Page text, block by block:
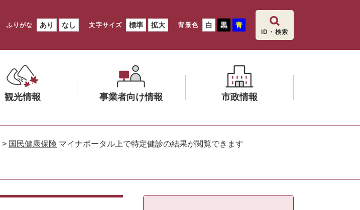
ふりがな あり なし 文字サイズ 標準 拡大 背景色 白 黒 青
ID・検索
観光情報 事業者向け情報
ニ
を
市政情報
ニ
を
> 国民健康保険 マイナポータル上で特定健診の結果が閲覧できます